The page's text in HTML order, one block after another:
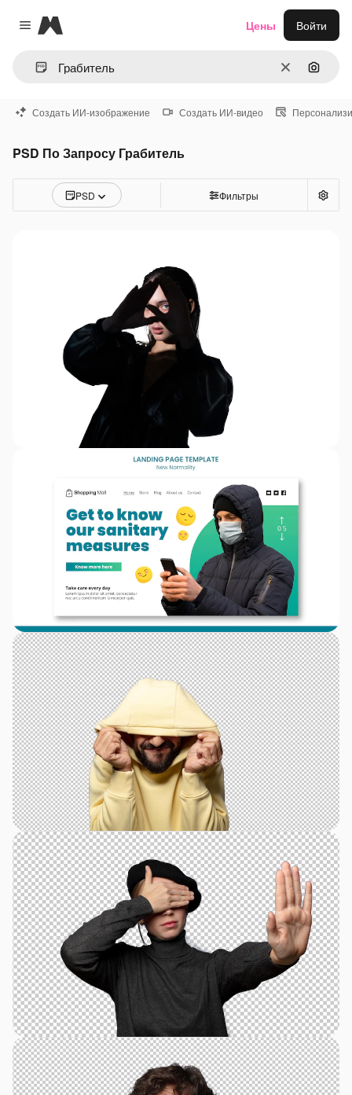
Close menu
Magnific
ОчиститьПоиск
Цены Войти
Создать ИИ-изображение Создать ИИ-видео
PSD По Запросу Грабитель
PSD Фильтры